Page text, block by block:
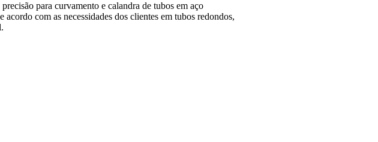
para curvamento e calandra de tubos em aço
com as necessidades dos clientes em tubos redondos,